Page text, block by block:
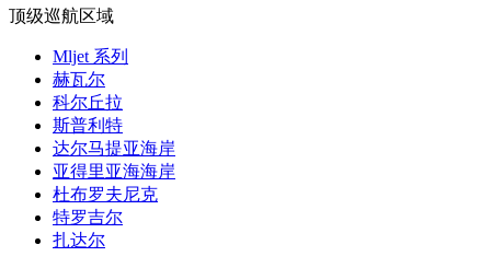
顶级巡航区域
Mljet 系列
赫瓦尔
科尔丘拉
斯普利特
达尔马提亚海岸
亚得里亚海海岸
杜布罗夫尼克
特罗吉尔
扎达尔